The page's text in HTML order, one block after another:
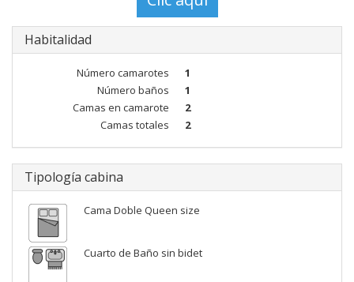
Habitalidad
Número camarotes
1
Número baños
1
Camas en camarote
2
Camas totales
2
Tipología cabina
Cama Doble Queen size
Cuarto de Baño sin bidet